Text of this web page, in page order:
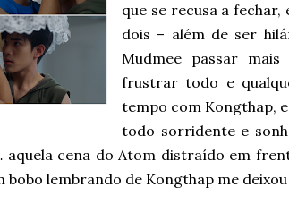
que se recusa a
dois – além de ser
Mudmee passar
frustrar todo e
tempo com Kongthap,
todo sorridente e
aquela cena do Atom distraído em
bobo lembrando de Kongthap me deixou